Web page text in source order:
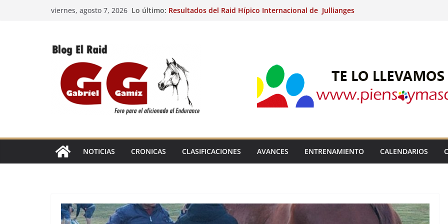
viernes, agosto 7, 2026 Lo último: Resultados del Raid Hípico Internacional de Jullianges
Caballos Jóvenes de Raid.
Raid Hípico Eladina Kung (Badajoz).
EL
NOTICIAS CRONICAS CLASIFICACIONES AVANCES ENTRENAMIENTO CALENDARIOS